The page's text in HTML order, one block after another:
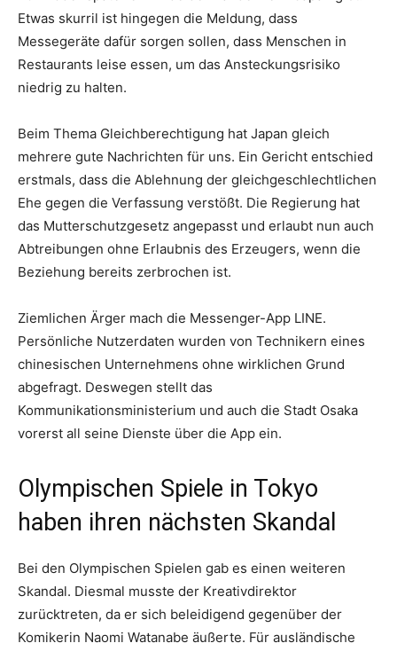
Etwas skurril ist hingegen die Meldung, dass
Messegeräte dafür sorgen sollen, dass Menschen in
Restaurants leise essen, um das Ansteckungsrisiko
niedrig zu halten.
Beim Thema Gleichberechtigung hat Japan gleich
mehrere gute Nachrichten für uns. Ein Gericht entschied
erstmals, dass die Ablehnung der gleichgeschlechtlichen
Ehe gegen die Verfassung verstößt. Die Regierung hat
das Mutterschutzgesetz angepasst und erlaubt nun auch
Abtreibungen ohne Erlaubnis des Erzeugers, wenn die
Beziehung bereits zerbrochen ist.
Ziemlichen Ärger mach die Messenger-App LINE.
Persönliche Nutzerdaten wurden von Technikern eines
chinesischen Unternehmens ohne wirklichen Grund
abgefragt. Deswegen stellt das
Kommunikationsministerium und auch die Stadt Osaka
vorerst all seine Dienste über die App ein.
Olympischen Spiele in Tokyo
haben ihren nächsten Skandal
Bei den Olympischen Spielen gab es einen weiteren
Skandal. Diesmal musste der Kreativdirektor
zurücktreten, da er sich beleidigend gegenüber der
Komikerin Naomi Watanabe äußerte. Für ausländische